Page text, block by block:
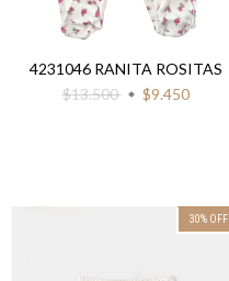
4231046 RANITA ROSITAS
$13.500
$9.450
30% OFF